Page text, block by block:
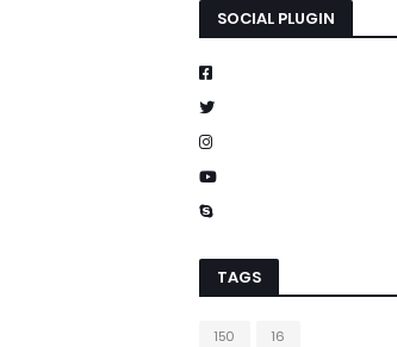
SOCIAL PLUGIN
TAGS
150
16